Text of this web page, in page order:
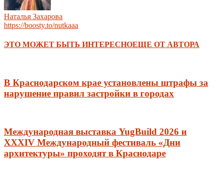
Наталья Захарова
https://boosty.to/nutkaaa
ЭТО МОЖЕТ БЫТЬ ИНТЕРЕСНОЕЩЕ ОТ АВТОРА
В Краснодарском крае установлены штрафы за
нарушение правил застройки в городах
Международная выставка YugBuild 2026 и
XXXIV Международный фестиваль «Дни
архитектуры» проходят в Краснодаре